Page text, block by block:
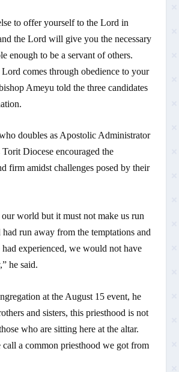
to offer yourself to the Lord in
the Lord will give you the necessary
enough to be a servant of others.
comes through obedience to your
Ameyu told the three candidates
doubles as Apostolic Administrator
Torit Diocese encouraged the
firm amidst challenges posed by their
our world but it must not make us run
run away from the temptations and
had experienced, we would not have
he said.
at the August 15 event, he
and sisters, this priesthood is not
who are sitting here at the altar.
a common priesthood we got from